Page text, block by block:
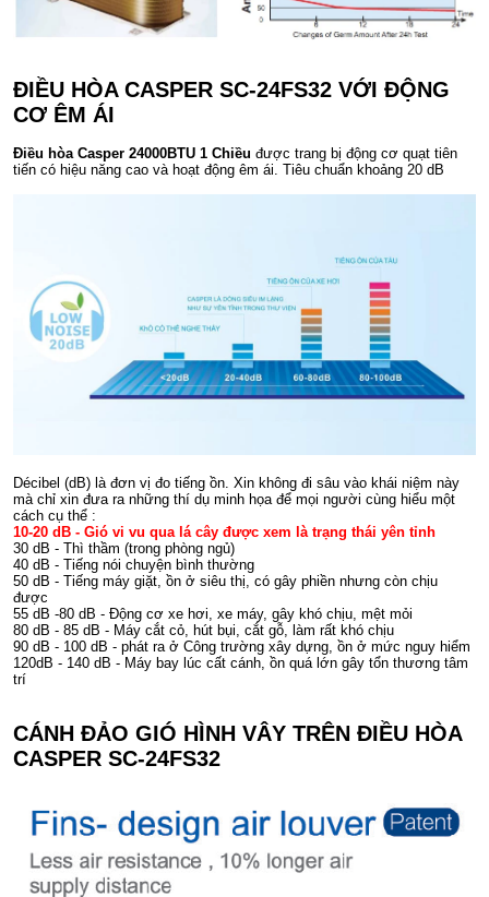
ĐIỀU HÒA CASPER SC-24FS32 VỚI ĐỘNG
CƠ ÊM ÁI
Điều hòa Casper 24000BTU 1 Chiều được trang bị động cơ quạt tiên
tiến có hiệu năng cao và hoạt động êm ái. Tiêu chuẩn khoảng 20 dB
Décibel (dB) là đơn vị đo tiếng ồn. Xin không đi sâu vào khái niệm này
mà chỉ xin đưa ra những thí dụ minh họa để mọi người cùng hiểu một
cách cụ thể :
10-20 dB - Gió vi vu qua lá cây được xem là trạng thái yên tỉnh
30 dB - Thì thầm (trong phòng ngủ)
40 dB - Tiếng nói chuyện bình thường
50 dB - Tiếng máy giặt, ồn ở siêu thị, có gây phiền nhưng còn chịu
được
55 dB -80 dB - Động cơ xe hơi, xe máy, gây khó chịu, mệt mỏi
80 dB - 85 dB - Máy cắt cỏ, hút bụi, cắt gỗ, làm rất khó chịu
90 dB - 100 dB - phát ra ở Công trường xây dựng, ồn ở mức nguy hiểm
120dB - 140 dB - Máy bay lúc cất cánh, ồn quá lớn gây tổn thương tâm
trí
CÁNH ĐẢO GIÓ HÌNH VÂY TRÊN ĐIỀU HÒA
CASPER SC-24FS32